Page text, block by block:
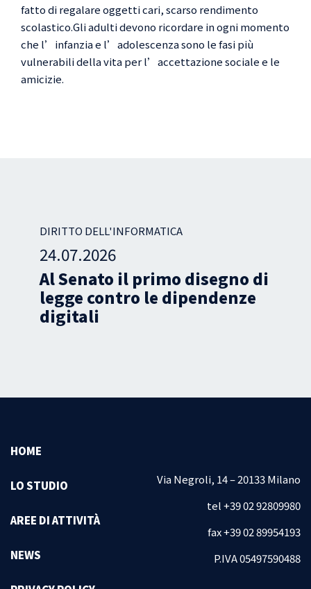
fatto di regalare oggetti cari, scarso rendimento
scolastico.Gli adulti devono ricordare in ogni momento
che l’infanzia e l’adolescenza sono le fasi più
vulnerabili della vita per l’accettazione sociale e le
amicizie.
il primo disegno di
le dipendenze
Oltre
social
HOME
LO STUDIO
AREE DI ATTIVITÀ
NEWS
Via Negroli, 14 – 20133 Milano
tel +39 02 92809980
fax +39 02 89954193
P.IVA 05497590488